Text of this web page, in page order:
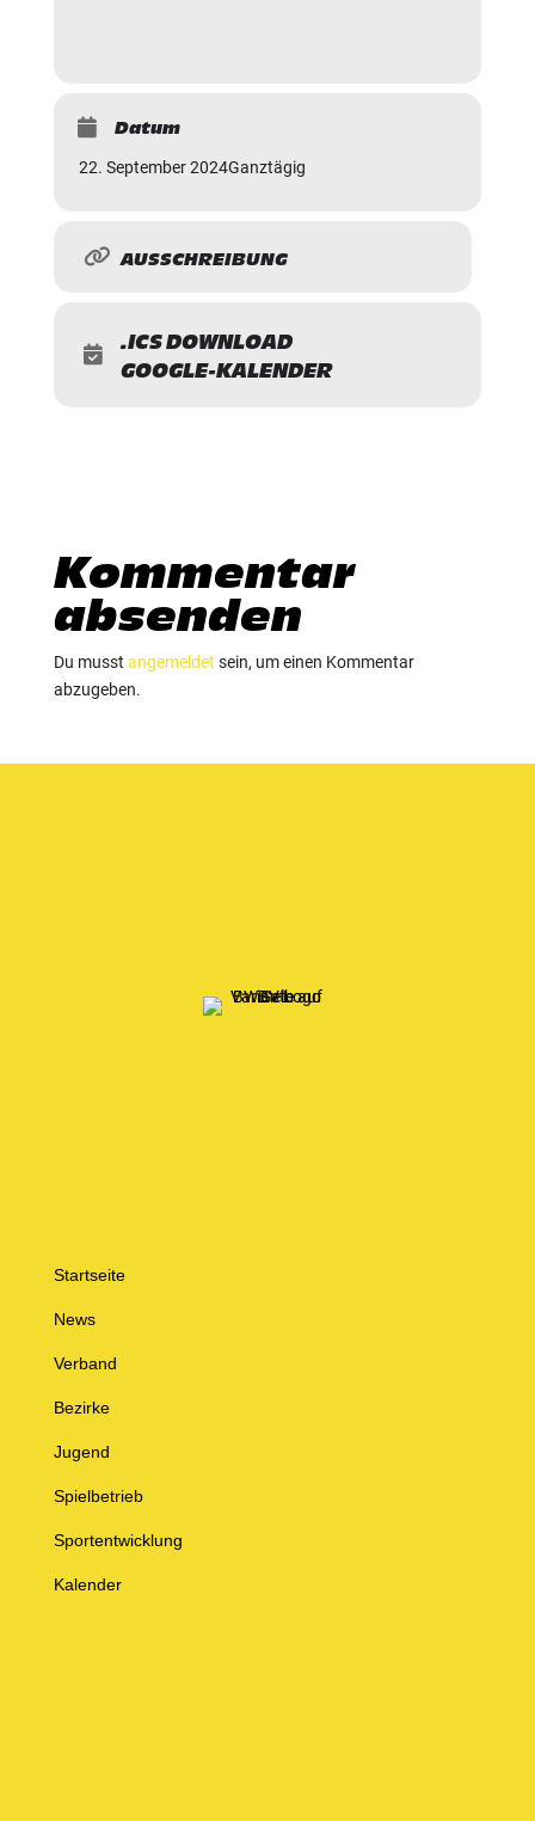
Datum
22. September 2024Ganztägig
AUSSCHREIBUNG
.ICS DOWNLOAD
GOOGLE-KALENDER
Kommentar
absenden
Du musst angemeldet sein, um einen Kommentar
abzugeben.
Startseite
News
Verband
Bezirke
Jugend
Spielbetrieb
Sportentwicklung
Kalender